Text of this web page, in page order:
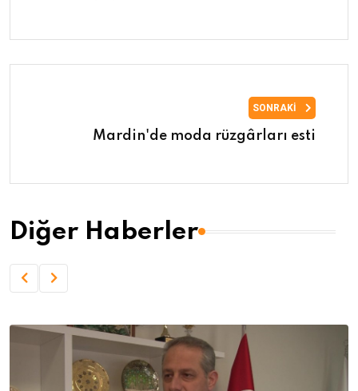
SONRAKI
Mardin'de moda rüzgârları esti
Diğer Haberler